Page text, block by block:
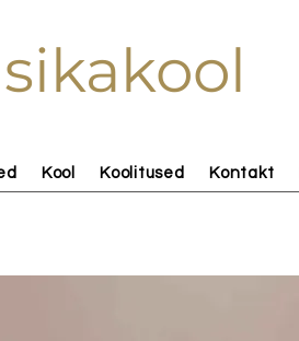
Kool Koolitused Kontakt